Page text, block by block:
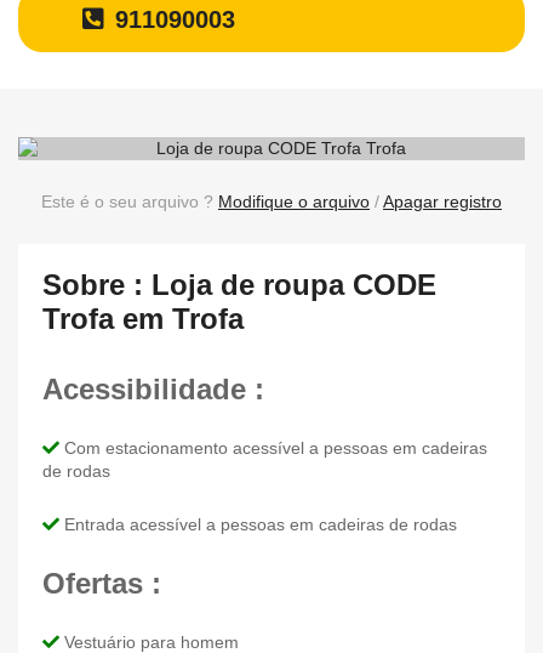
911090003
Este é o seu arquivo ? Modifique o arquivo /Apagar registro
Sobre : Loja de roupa CODE
Trofa em Trofa
Acessibilidade :
Com estacionamento acessível a pessoas em cadeiras
de rodas
Entrada acessível a pessoas em cadeiras de rodas
Ofertas :
Vestuário para homem